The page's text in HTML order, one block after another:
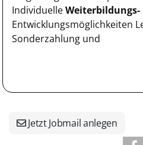
IndividuelleWeiterbildungs-
Entwicklungsmöglichkeiten
Sonderzahlung und
Jetzt Jobmail anlegen